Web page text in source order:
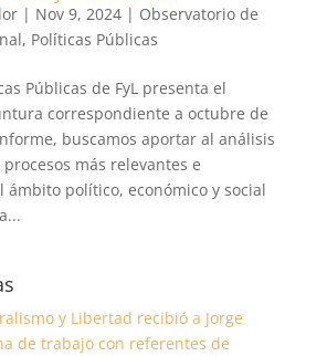
| Nov 9, 2024| Observatorio de
, Políticas Públicas
Públicas de FyL presenta el
correspondiente a octubre de
buscamos aportar al análisis
más relevantes e
ámbito político, económico y social
y Libertad recibió a Jorge
de trabajo con referentes de